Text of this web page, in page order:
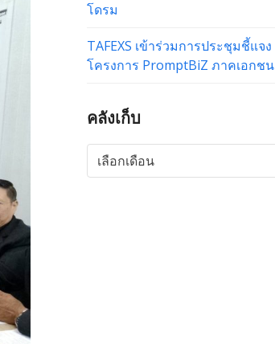
โดรม
TAFEXS เข้าร่วมการประชุมชี้แจง
โครงการ PromptBiZ ภาคเอกชน
คลังเก็บ
คลัง
เก็บ